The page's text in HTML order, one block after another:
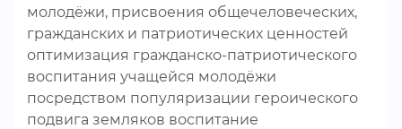
молодёжи, присвоения общечеловеческих,
гражданских и патриотических ценностей
оптимизация гражданско-патриотического
воспитания учащейся молодёжи
посредством популяризации героического
подвига земляков воспитание